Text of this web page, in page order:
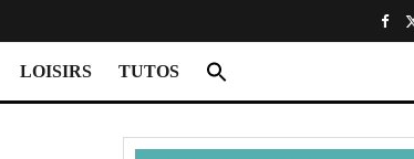
LOISIRS TUTOS